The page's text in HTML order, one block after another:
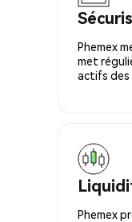
Phemex
met
actifs des
Phemex